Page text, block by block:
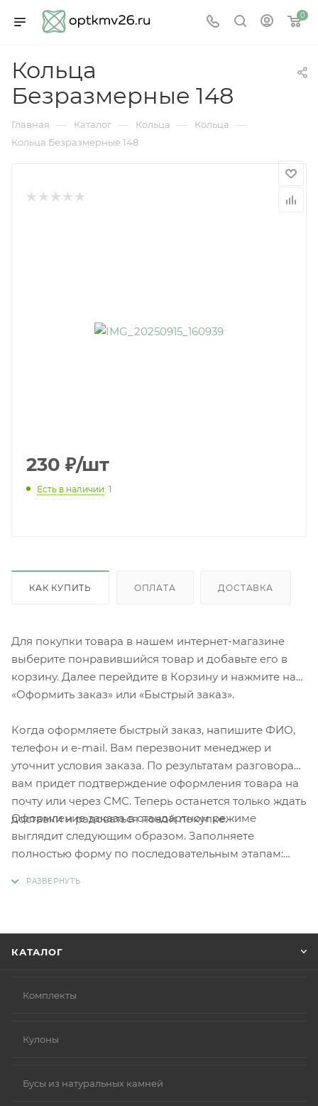
0
Кольца
Безразмерные 148
Главная — Каталог — Кольца — Кольца —
Кольца Безразмерные 148
230 ₽/шт
Есть в наличии: 1
КАК КУПИТЬ ОПЛАТА ДОСТАВКА
Для покупки товара в нашем интернет-магазине
выберите понравившийся товар и добавьте его в
корзину. Далее перейдите в Корзину и нажмите на
«Оформить заказ» или «Быстрый заказ».
Когда оформляете быстрый заказ, напишите ФИО,
телефон и e-mail. Вам перезвонит менеджер и
уточнит условия заказа. По результатам разговора
вам придет подтверждение оформления товара на
почту или через СМС. Теперь останется только ждать
доставки и радоваться новой покупке.
Оформление заказа в стандартном режиме
выглядит следующим образом. Заполняете
полностью форму по последовательным этапам:
КАТАЛОГ
Комплекты
Кулоны
Бусы из натуральных камней